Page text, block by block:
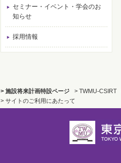
セミナー・イベント・学会のお
知らせ
採用情報
> 施設将来計画特設ページ > TWMU-CSIRT
> サイトのご利用にあたって